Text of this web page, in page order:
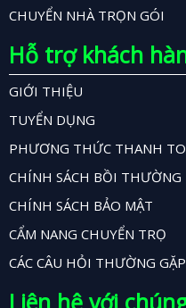
CHUYỂN NHÀ TRỌN GÓI
Hỗ trợ khách
GIỚI THIỆU
TUYỂN DỤNG
PHƯƠNG THỨC THANH
CHÍNH SÁCH BỒI THƯỜNG
CHÍNH SÁCH BẢO MẬT
CẨM NANG CHUYỂN TRỌ
CÁC CÂU HỎI THƯỜNG GẶP
Liên hệ với